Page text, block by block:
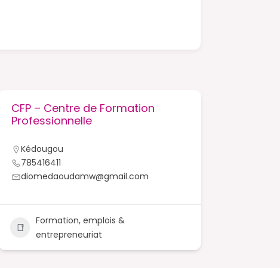
CFP – Centre de Formation
Professionnelle
Kédougou
785416411
diomedaoudamw@gmail.com
Formation, emplois &
entrepreneuriat